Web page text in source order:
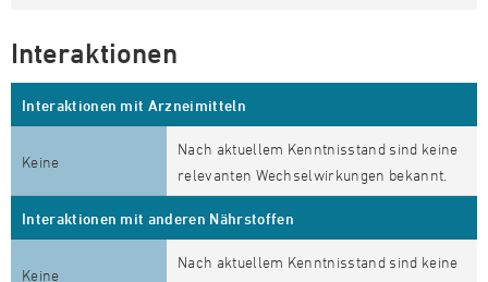
Interaktionen
Interaktionen mit Arzneimitteln
Keine
Nach aktuellem Kenntnisstand sind keine
relevanten Wechselwirkungen bekannt.
Interaktionen mit anderen Nährstoffen
Keine
Nach aktuellem Kenntnisstand sind keine